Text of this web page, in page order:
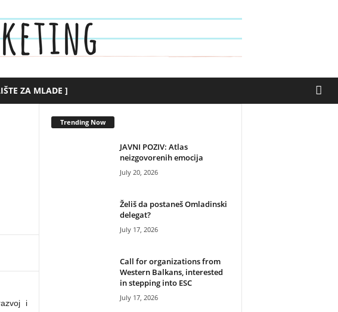
ZA MLADE ]
i
Trending Now
JAVNI POZIV: Atlas
neizgovorenih emocija
July 20, 2026
Želiš da postaneš Omladinski
delegat?
July 17, 2026
Call for organizations from
Western Balkans, interested
in stepping into ESC
July 17, 2026